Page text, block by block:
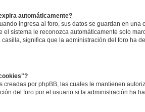
automáticamente?
ingresa al foro, sus datos se guardan en una
el sistema le reconozca automáticamente solo
significa que la administración del foro ha
creadas por phpBB, las cuales le mantienen
del foro por el usuario si la administración ha